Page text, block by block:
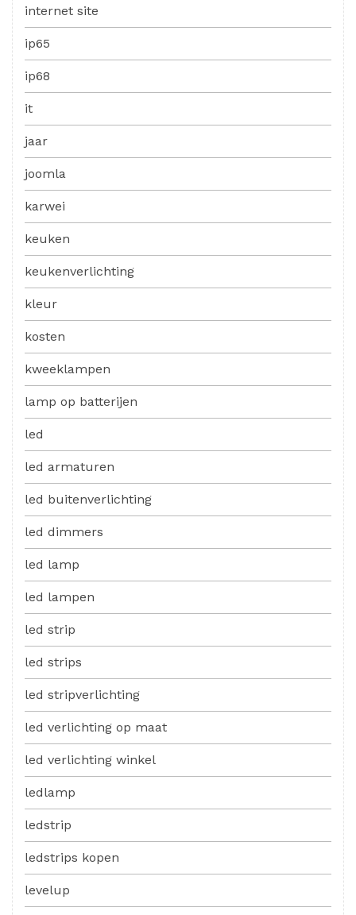
internet site
ip65
ip68
it
jaar
joomla
karwei
keuken
keukenverlichting
kleur
kosten
kweeklampen
lamp op batterijen
led
led armaturen
led buitenverlichting
led dimmers
led lamp
led lampen
led strip
led strips
led stripverlichting
led verlichting op maat
led verlichting winkel
ledlamp
ledstrip
ledstrips kopen
levelup